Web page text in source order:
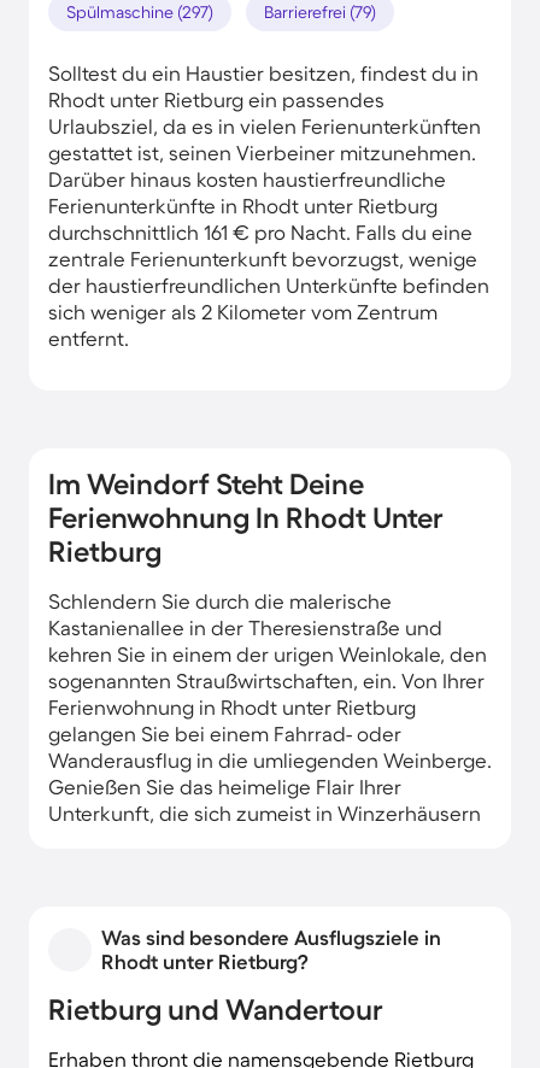
Spülmaschine (297) Barrierefrei (79)
Solltest du ein Haustier besitzen, findest du in
Rhodt unter Rietburg ein passendes
Urlaubsziel, da es in vielen Ferienunterkünften
gestattet ist, seinen Vierbeiner mitzunehmen.
Darüber hinaus kosten haustierfreundliche
Ferienunterkünfte in Rhodt unter Rietburg
durchschnittlich 161 € pro Nacht. Falls du eine
zentrale Ferienunterkunft bevorzugst, wenige
der haustierfreundlichen Unterkünfte befinden
sich weniger als 2 Kilometer vom Zentrum
entfernt.
Im Weindorf Steht Deine
Ferienwohnung In Rhodt Unter
Rietburg
Schlendern Sie durch die malerische
Kastanienallee in der Theresienstraße und
kehren Sie in einem der urigen Weinlokale, den
sogenannten Straußwirtschaften, ein. Von Ihrer
Ferienwohnung in Rhodt unter Rietburg
gelangen Sie bei einem Fahrrad- oder
Wanderausflug in die umliegenden Weinberge.
Genießen Sie das heimelige Flair Ihrer
Unterkunft, die sich zumeist in Winzerhäusern
Was sind besondere Ausflugsziele in
Rhodt unter Rietburg?
Rietburg und Wandertour
Erhaben thront die namensgebende Rietburg